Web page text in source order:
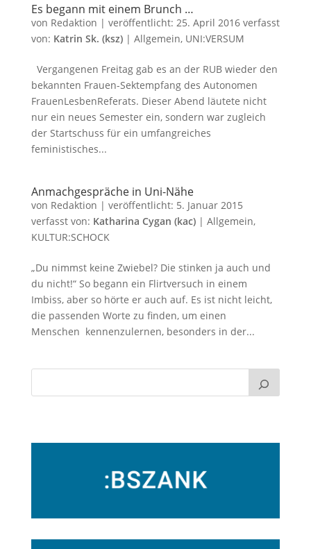
Es begann mit einem Brunch …
von Redaktion | veröffentlicht: 25. April 2016verfasst
von: Katrin Sk. (ksz)| Allgemein, UNI:VERSUM
Vergangenen Freitag gab es an der RUB wieder den
bekannten Frauen-Sektempfang des Autonomen
FrauenLesbenReferats. Dieser Abend läutete nicht
nur ein neues Semester ein, sondern war zugleich
der Startschuss für ein umfangreiches
feministisches...
Anmachgespräche in Uni-Nähe
von Redaktion | veröffentlicht: 5. Januar 2015
verfasst von: Katharina Cygan (kac)| Allgemein,
KULTUR:SCHOCK
„Du nimmst keine Zwiebel? Die stinken ja auch und
du nicht!“ So begann ein Flirtversuch in einem
Imbiss, aber so hörte er auch auf. Es ist nicht leicht,
die passenden Worte zu finden, um einen
Menschen kennenzulernen, besonders in der...